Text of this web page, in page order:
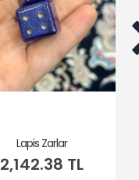
Lapis Zarlar
2,142.38 TL